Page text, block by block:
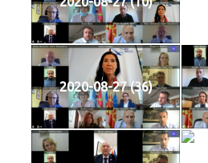
2020-08-27 (36)